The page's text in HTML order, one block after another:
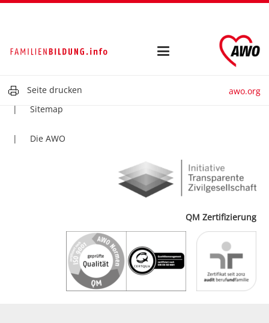
Seite drucken awo.org
Impressum
Sitemap
Die AWO
QM Zertifizierung